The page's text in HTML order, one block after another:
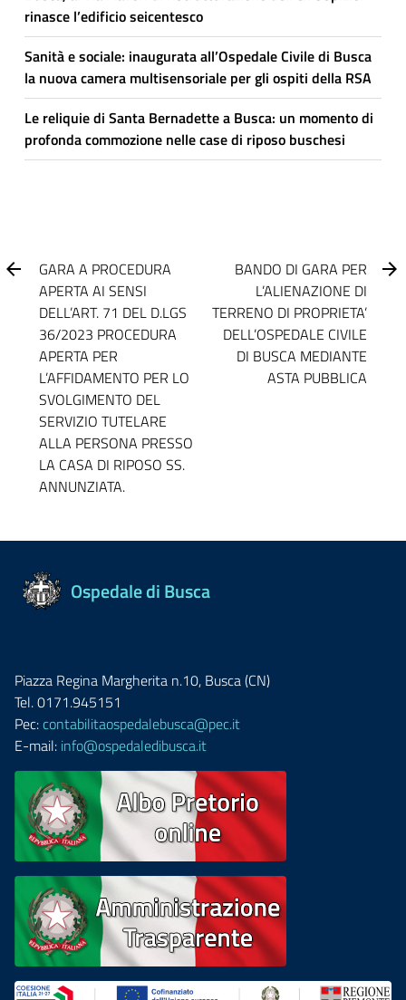
rinasce l’edificio seicentesco
Sanità e sociale: inaugurata all’Ospedale Civile di Busca
la nuova camera multisensoriale per gli ospiti della RSA
Le reliquie di Santa Bernadette a Busca: un momento di
profonda commozione nelle case di riposo buschesi
GARA A PROCEDURA
APERTA AI SENSI
DELL’ART. 71 DEL D.LGS
36/2023 PROCEDURA
APERTA PER
L’AFFIDAMENTO PER LO
SVOLGIMENTO DEL
SERVIZIO TUTELARE
ALLA PERSONA PRESSO
LA CASA DI RIPOSO SS.
ANNUNZIATA.
BANDO DI GARA PER
L’ALIENAZIONE DI
TERRENO DI PROPRIETA’
DELL’OSPEDALE CIVILE
DI BUSCA MEDIANTE
ASTA PUBBLICA
Ospedale di Busca
Piazza Regina Margherita n.10, Busca (CN)
Tel. 0171.945151
Pec: contabilitaospedalebusca@pec.it
E-mail: info@ospedaledibusca.it